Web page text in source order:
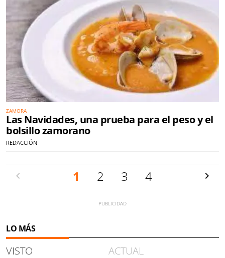
ZAMORA
Las Navidades, una prueba para el peso y el
bolsillo zamorano
REDACCIÓN
1 2 3 4
LO MÁS
VISTO ACTUAL